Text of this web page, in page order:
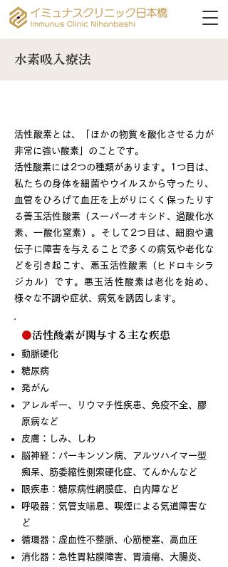
水素吸入療法
活性酸素とは、「ほかの物質を酸化させる力が
非常に強い酸素」のことです。
活性酸素には2つの種類があります。1つ目は、
私たちの身体を細菌やウイルスから守ったり、
血管をひろげて血圧を上がりにくく保ったりす
る善玉活性酸素（スーパーオキシド、過酸化水
素、一酸化窒素）。そして2つ目は、細胞や遺
伝子に障害を与えることで多くの病気や老化な
どを引き起こす、悪玉活性酸素（ヒドロキシラ
ジカル）です。悪玉活性酸素は老化を始め、
様々な不調や症状、病気を誘因します。
●活性酸素が関与する主な疾患
動脈硬化
糖尿病
発がん
アレルギー、リウマチ性疾患、免疫不全、膠
原病など
皮膚：しみ、しわ
脳神経：パーキンソン病、アルツハイマー型
痴呆、筋委縮性側索硬化症、てんかんなど
眼疾患：糖尿病性網膜症、白内障など
呼吸器：気管支喘息、喫煙による気道障害な
ど
循環器：虚血性不整脈、心筋梗塞、高血圧
消化器：急性胃粘膜障害、胃潰瘍、大腸炎、